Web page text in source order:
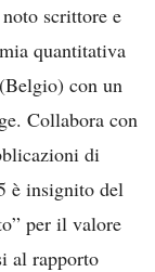
scrittore e
quantitativa
con un
Collabora con
di
è insignito del
per il valore
al rapporto